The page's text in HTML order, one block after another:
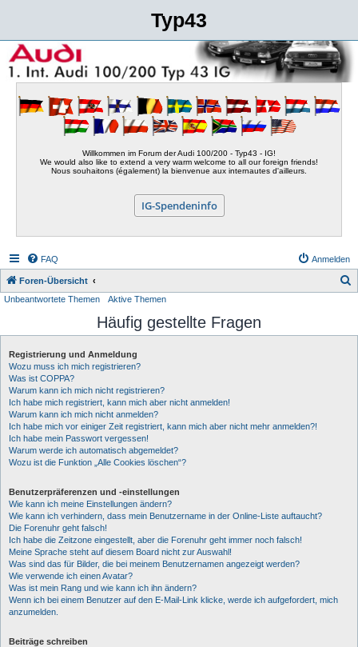
Typ43
Willkommen im Forum der Audi 100/200 - Typ43 - IG!
We would also like to extend a very warm welcome to all our foreign friends!
Nous souhaitons (également) la bienvenue aux internautes d'ailleurs.
IG-Spendeninfo
FAQ Anmelden
Foren-Übersicht
h
Unbeantwortete Themen Aktive Themen
Häufig gestellte Fragen
Registrierung und Anmeldung
Wozu muss ich mich registrieren?
Was ist COPPA?
Warum kann ich mich nicht registrieren?
Ich habe mich registriert, kann mich aber nicht anmelden!
Warum kann ich mich nicht anmelden?
Ich habe mich vor einiger Zeit registriert, kann mich aber nicht mehr anmelden?!
Ich habe mein Passwort vergessen!
Warum werde ich automatisch abgemeldet?
Wozu ist die Funktion „Alle Cookies löschen“?
Benutzerpräferenzen und -einstellungen
Wie kann ich meine Einstellungen ändern?
Wie kann ich verhindern, dass mein Benutzername in der Online-Liste auftaucht?
Die Forenuhr geht falsch!
Ich habe die Zeitzone eingestellt, aber die Forenuhr geht immer noch falsch!
Meine Sprache steht auf diesem Board nicht zur Auswahl!
Was sind das für Bilder, die bei meinem Benutzernamen angezeigt werden?
Wie verwende ich einen Avatar?
Was ist mein Rang und wie kann ich ihn ändern?
Wenn ich bei einem Benutzer auf den E-Mail-Link klicke, werde ich aufgefordert, mich
anzumelden.
Beiträge schreiben